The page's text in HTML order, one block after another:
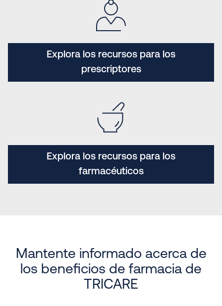
Explora los recursos para los
prescriptores
Explora los recursos para los
farmacéuticos
Mantente informado acerca de
los beneficios de farmacia de
TRICARE